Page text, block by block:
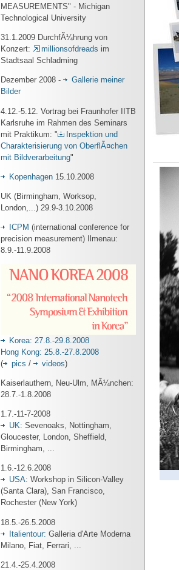
MEASUREMENTS" - Michigan
Technological University
31.1.2009 DurchfÃ¼hrung von
Konzert:
millionsofdreads im
Stadtsaal Schladming
Dezember 2008 -
Gallerie meiner
Bilder
4.12.-5.12. Vortrag bei Fraunhofer IITB
Karlsruhe im Rahmen des Seminars
mit Praktikum: "
Inspektion und
Charakterisierung von OberflÃ¤chen
mit Bildverarbeitung"
Kopenhagen 15.10.2008
UK (Birmingham, Worksop,
London,...) 29.9-3.10.2008
ICPM (international conference for
precision measurement) Ilmenau:
8.9.-11.9.2008
Korea: 27.8.-29.8.2008
Hong Kong: 25.8.-27.8.2008
(
pics / videos)
Kaiserlauthern, Neu-Ulm, MÃ¼nchen:
28.7.-1.8.2008
1.7.-11-7-2008
UK: Sevenoaks, Nottingham,
Gloucester, London, Sheffield,
Birmingham, ...
1.6.-12.6.2008
USA: Workshop in Silicon-Valley
(Santa Clara), San Francisco,
Rochester (New York)
18.5.-26.5.2008
Italientour: Galleria d'Arte Moderna
Milano, Fiat, Ferrari, ...
21.4.-25.4.2008